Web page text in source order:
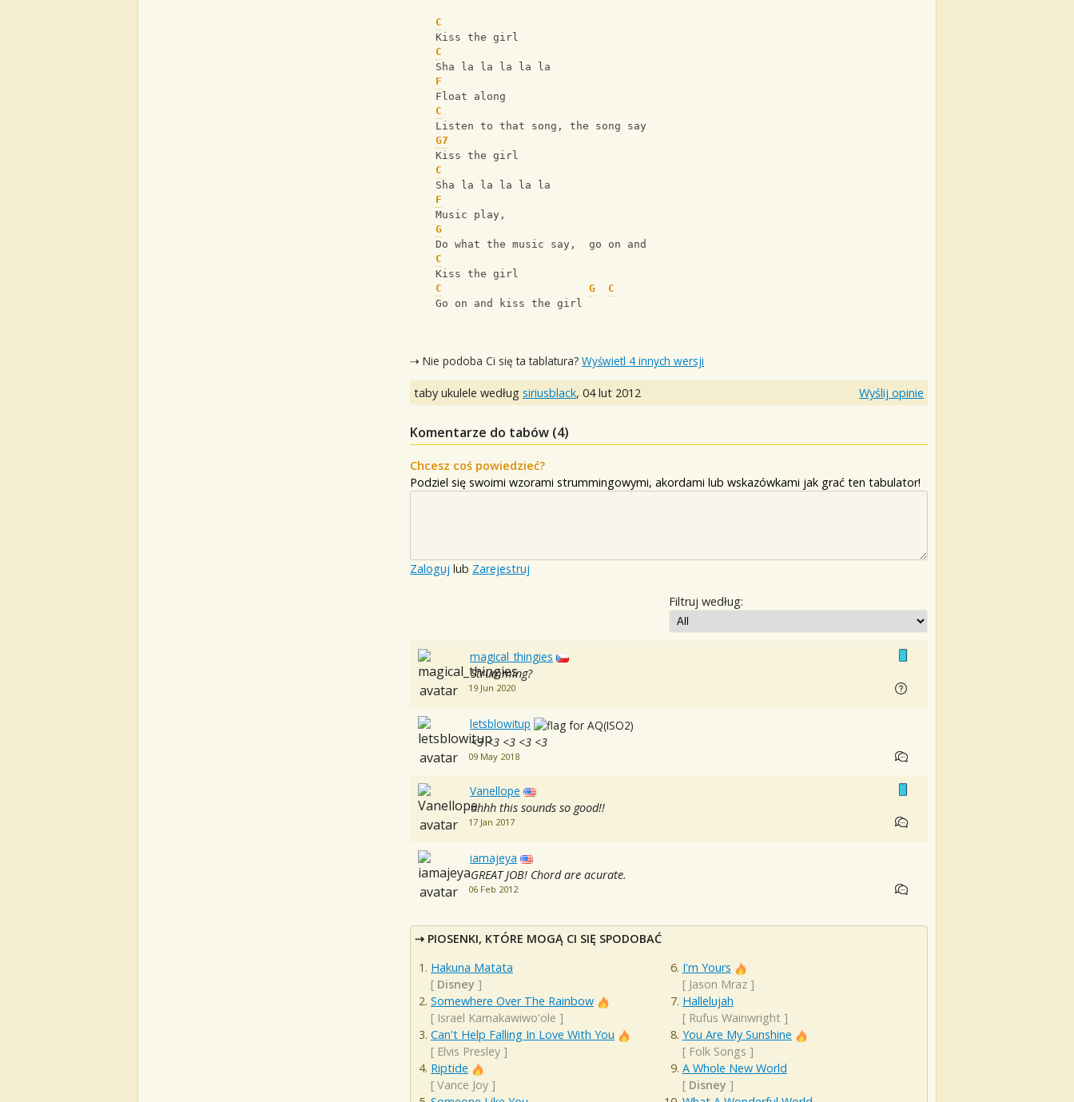
C
    Kiss the girl
C
    Sha la la la la la
F
    Float along
C
    Listen to that song, the song say
G7
    Kiss the girl
C
    Sha la la la la la
F
    Music play,
G
    Do what the music say,  go on and
C
    Kiss the girl
C
G
C
    Go on and kiss the girl
⇢ Nie podoba Ci się ta tablatura? Wyświetl 4 innych wersji
taby ukulele według siriusblack, 04 lut 2012 Wyślij opinie
Komentarze do tabów (4)
Chcesz coś powiedzieć?
Podziel się swoimi wzorami strummingowymi, akordami lub wskazówkami jak grać ten tabulator!
Zaloguj lub Zarejestruj
Filtruj według:
magical_thingies
Strumming?
19 Jun 2020
letsblowitup
<3 <3 <3 <3 <3
09 May 2018
Vanellope
ahhh this sounds so good!!
17 Jan 2017
iamajeya
GREAT JOB! Chord are acurate.
06 Feb 2012
PIOSENKI, KTÓRE MOGĄ CI SIĘ SPODOBAĆ
Hakuna Matata
[ Disney ]
Somewhere Over The Rainbow
[ Israel Kamakawiwo'ole ]
Can't Help Falling In Love With You
[ Elvis Presley ]
Riptide
[ Vance Joy ]
I'm Yours
[ Jason Mraz]
Hallelujah
[ Rufus Wainwright]
You Are My Sunshine
[ Folk Songs ]
A Whole New World
[ Disney ]